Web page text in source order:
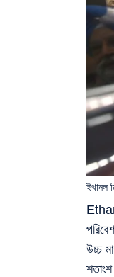
উচ্চ
ইথানল